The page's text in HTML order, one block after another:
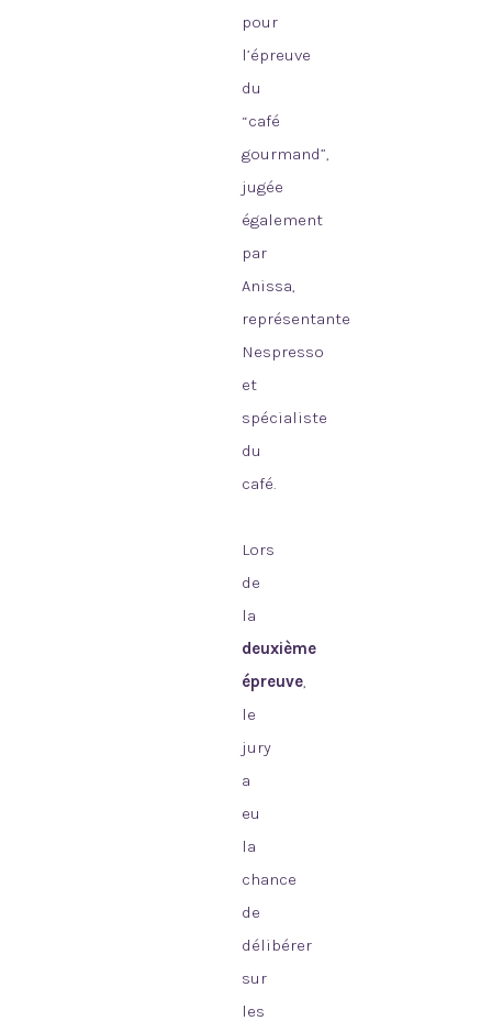
pour
l’épreuve
du
“café
gourmand”,
jugée
également
par
Anissa,
représentante
Nespresso
et
spécialiste
du
café.
Lors
de
la
deuxième
épreuve,
le
jury
a
eu
la
chance
de
délibérer
sur
les